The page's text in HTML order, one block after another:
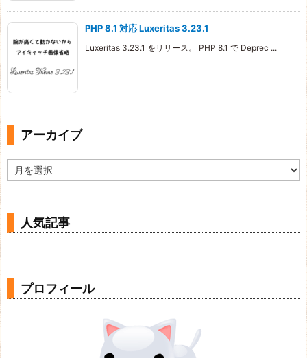
PHP 8.1 対応 Luxeritas 3.23.1
Luxeritas 3.23.1 をリリース。 PHP 8.1 で Deprec ...
アーカイブ
ー
人気記事
プロフィール